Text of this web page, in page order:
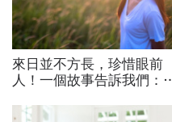
來日並不方長，珍惜眼前
人！一個故事告訴我們：
一面